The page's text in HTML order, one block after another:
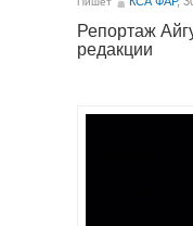
Репортаж
редакции